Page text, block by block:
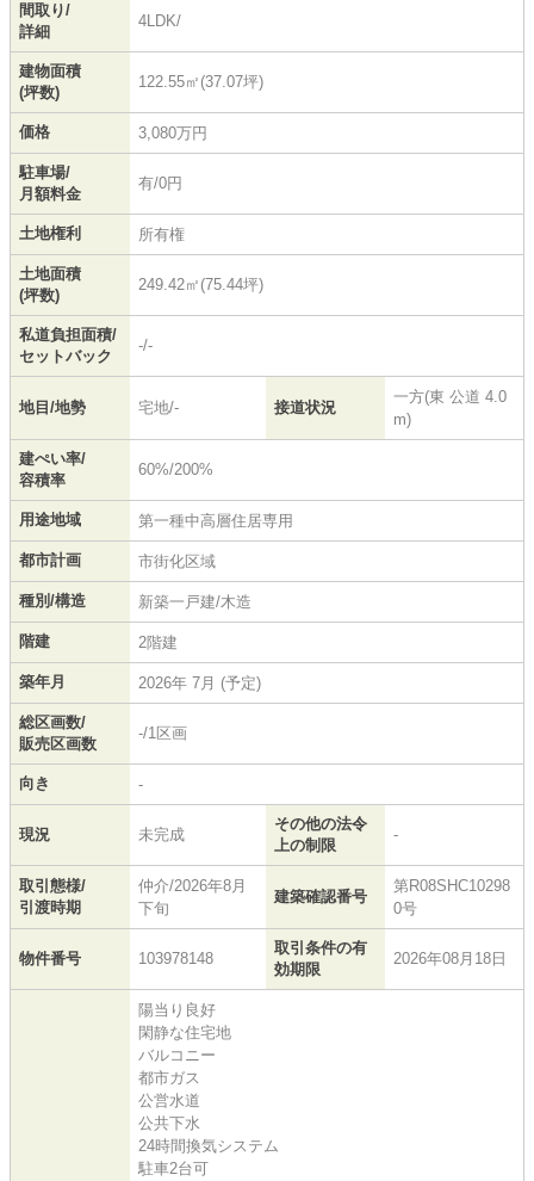
間取り/
詳細
4LDK/
建物面積
(坪数)
122.55㎡(37.07坪)
価格 3,080万円
駐車場/
月額料金
有/0円
土地権利 所有権
土地面積
(坪数)
249.42㎡(75.44坪)
私道負担面積/
セットバック
-/-
地目/地勢 宅地/- 接道状況
一方(東 公道 4.0
m)
建ぺい率/
容積率
60%/200%
用途地域 第一種中高層住居専用
都市計画 市街化区域
種別/構造 新築一戸建/木造
階建 2階建
築年月 2026年 7月 (予定)
総区画数/
販売区画数
-/1区画
向き -
現況 未完成
その他の法令
上の制限
-
取引態様/
引渡時期
仲介/2026年8月
下旬
建築確認番号
第R08SHC10298
0号
物件番号 103978148
取引条件の有
効期限
2026年08月18日
陽当り良好
閑静な住宅地
バルコニー
都市ガス
公営水道
公共下水
24時間換気システム
駐車2台可